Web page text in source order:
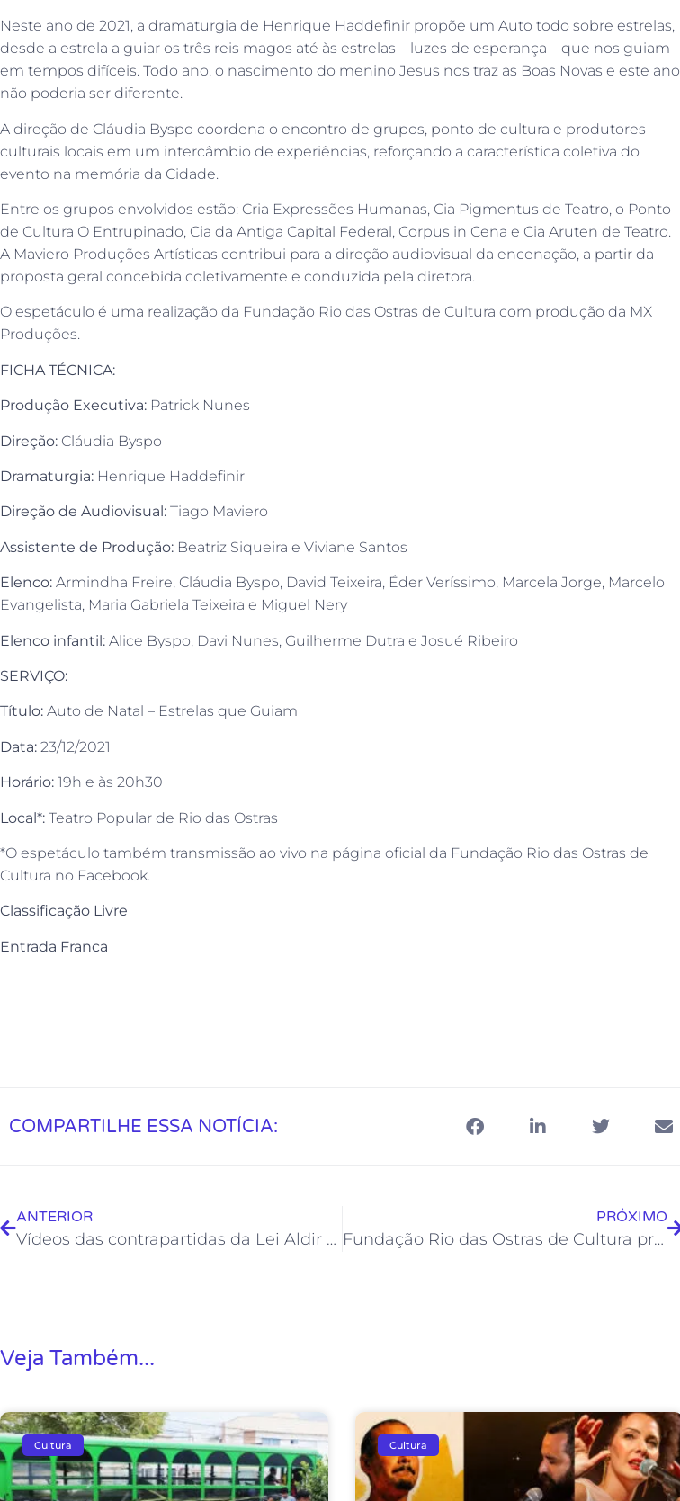
Neste ano de 2021, a dramaturgia de Henrique Haddefinir propõe um Auto todo sobre estrelas,
desde a estrela a guiar os três reis magos até às estrelas – luzes de esperança – que nos guiam
em tempos difíceis. Todo ano, o nascimento do menino Jesus nos traz as Boas Novas e este ano
não poderia ser diferente.
A direção de Cláudia Byspo coordena o encontro de grupos, ponto de cultura e produtores
culturais locais em um intercâmbio de experiências, reforçando a característica coletiva do
evento na memória da Cidade.
Entre os grupos envolvidos estão: Cria Expressões Humanas, Cia Pigmentus de Teatro, o Ponto
de Cultura O Entrupinado, Cia da Antiga Capital Federal, Corpus in Cena e Cia Aruten de Teatro.
A Maviero Produções Artísticas contribui para a direção audiovisual da encenação, a partir da
proposta geral concebida coletivamente e conduzida pela diretora.
O espetáculo é uma realização da Fundação Rio das Ostras de Cultura com produção da MX
Produções.
FICHA TÉCNICA:
Produção Executiva: Patrick Nunes
Direção: Cláudia Byspo
Dramaturgia: Henrique Haddefinir
Direção de Audiovisual: Tiago Maviero
Assistente de Produção: Beatriz Siqueira e Viviane Santos
Elenco: Armindha Freire, Cláudia Byspo, David Teixeira, Éder Veríssimo, Marcela Jorge, Marcelo
Evangelista, Maria Gabriela Teixeira e Miguel Nery
Elenco infantil: Alice Byspo, Davi Nunes, Guilherme Dutra e Josué Ribeiro
SERVIÇO:
Título: Auto de Natal – Estrelas que Guiam
Data: 23/12/2021
Horário: 19h e às 20h30
Local*: Teatro Popular de Rio das Ostras
*O espetáculo também transmissão ao vivo na página oficial da Fundação Rio das Ostras de
Cultura no Facebook.
Classificação Livre
Entrada Franca
COMPARTILHE ESSA NOTÍCIA:
ANTERIOR
Vídeos das contrapartidas da Lei Aldir Blanc serão da Sirigaita Ateliê
PRÓXIMO
Fundação Rio das Ostras de Cultura premia vencedores do 3º Concurso de Presépios
Veja Também...
Cultura Cultura